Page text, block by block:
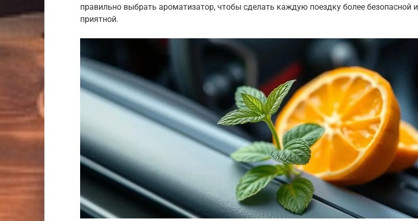
правильно выбрать ароматизатор, чтобы сделать каждую поездку более безопасной и
приятной.